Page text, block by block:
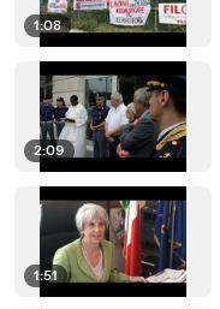
1:08
2:09
1:51